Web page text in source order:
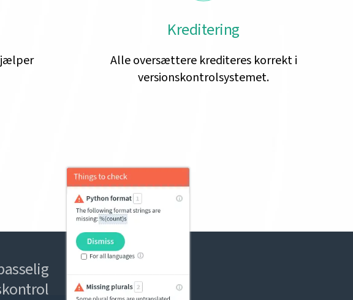
Kreditering
Alle oversættere krediteres korrekt i
versionskontrolsystemet.